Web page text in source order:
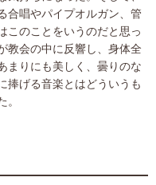
合唱やパイプオルガン、管
このことをいうのだと思っ
教会の中に反響し、身体全
まりにも美しく、曇りのな
捧げる音楽とはどういうも